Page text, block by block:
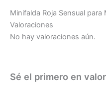
Minifalda Roja Sensual para
Valoraciones
No hay valoraciones aún.
Sé el primero en